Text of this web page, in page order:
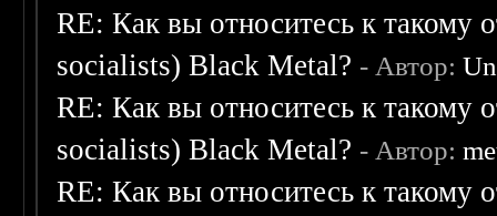
RE: Как вы относитесь к такому
socialists) Black Metal? - Автор:
RE: Как вы относитесь к такому
socialists) Black Metal? - Автор:
RE: Как вы относитесь к такому